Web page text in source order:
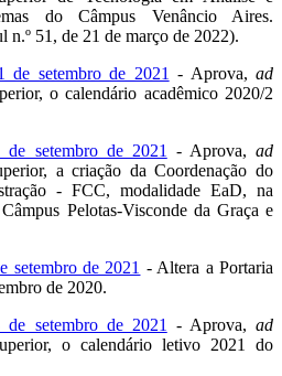
do Câmpus Venâncio Aires.
n.º 51, de 21 de março de 2022).
de setembro de 2021 - Aprova,ad
o calendário acadêmico 2020/2
setembro de 2021
- Aprova, ad
a criação da Coordenação do
- FCC, modalidade EaD, na
Pelotas-Visconde da Graça e
setembro de 2021 - Altera a Portaria
de 2020.
setembro de 2021
- Aprova, ad
o calendário letivo 2021 do